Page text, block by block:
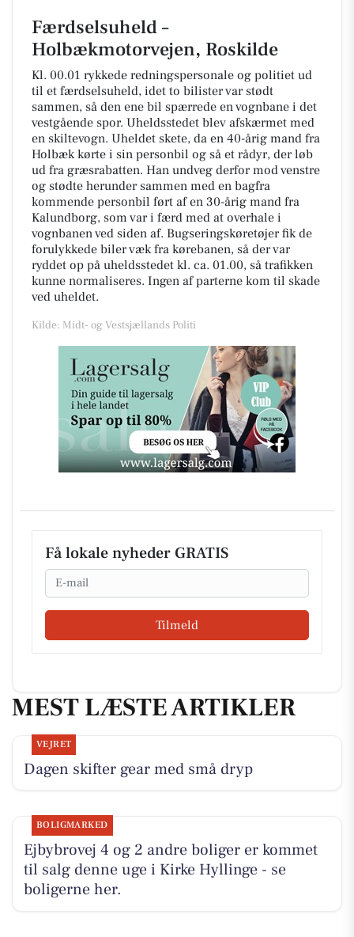
Færdselsuheld –
Holbækmotorvejen, Roskilde
Kl. 00.01 rykkede redningspersonale og politiet ud
til et færdselsuheld, idet to bilister var stødt
sammen, så den ene bil spærrede en vognbane i det
vestgående spor. Uheldsstedet blev afskærmet med
en skiltevogn. Uheldet skete, da en 40-årig mand fra
Holbæk kørte i sin personbil og så et rådyr, der løb
ud fra græsrabatten. Han undveg derfor mod venstre
og stødte herunder sammen med en bagfra
kommende personbil ført af en 30-årig mand fra
Kalundborg, som var i færd med at overhale i
vognbanen ved siden af. Bugseringskøretøjer fik de
forulykkede biler væk fra kørebanen, så der var
ryddet op på uheldsstedet kl. ca. 01.00, så trafikken
kunne normaliseres. Ingen af parterne kom til skade
ved uheldet.
Kilde: Midt- og Vestsjællands Politi
Få lokale nyheder GRATIS
Email
Tilmeld
MEST LÆSTE ARTIKLER
VEJRET
Dagen skifter gear med små dryp
BOLIGMARKED
Ejbybrovej 4 og 2 andre boliger er kommet
til salg denne uge i Kirke Hyllinge - se
boligerne her.